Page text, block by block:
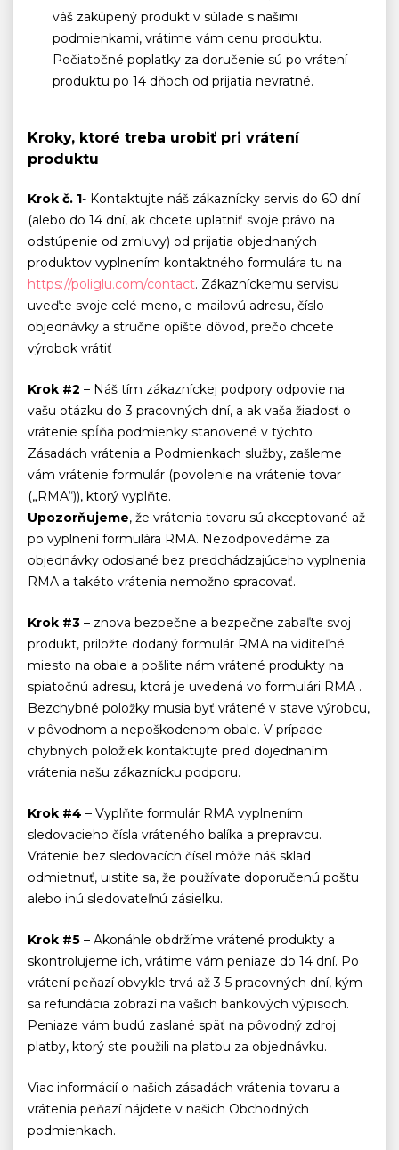
váš zakúpený produkt v súlade s našimi
podmienkami, vrátime vám cenu produktu.
Počiatočné poplatky za doručenie sú po vrátení
produktu po 14 dňoch od prijatia nevratné.
Kroky, ktoré treba urobiť pri vrátení
produktu
Krok č. 1- Kontaktujte náš zákaznícky servis do 60 dní
(alebo do 14 dní, ak chcete uplatniť svoje právo na
odstúpenie od zmluvy) od prijatia objednaných
produktov vyplnením kontaktného formulára tu na
https://poliglu.com/contact. Zákazníckemu servisu
uveďte svoje celé meno, e-mailovú adresu, číslo
objednávky a stručne opíšte dôvod, prečo chcete
výrobok vrátiť
Krok #2 – Náš tím zákazníckej podpory odpovie na
vašu otázku do 3 pracovných dní, a ak vaša žiadosť o
vrátenie spĺňa podmienky stanovené v týchto
Zásadách vrátenia a Podmienkach služby, zašleme
vám vrátenie formulár (povolenie na vrátenie tovar
(„RMA“)), ktorý vyplňte.
Upozorňujeme, že vrátenia tovaru sú akceptované až
po vyplnení formulára RMA. Nezodpovedáme za
objednávky odoslané bez predchádzajúceho vyplnenia
RMA a takéto vrátenia nemožno spracovať.
Krok #3 – znova bezpečne a bezpečne zabaľte svoj
produkt, priložte dodaný formulár RMA na viditeľné
miesto na obale a pošlite nám vrátené produkty na
spiatočnú adresu, ktorá je uvedená vo formulári RMA .
Bezchybné položky musia byť vrátené v stave výrobcu,
v pôvodnom a nepoškodenom obale. V prípade
chybných položiek kontaktujte pred dojednaním
vrátenia našu zákaznícku podporu.
Krok #4 – Vyplňte formulár RMA vyplnením
sledovacieho čísla vráteného balíka a prepravcu.
Vrátenie bez sledovacích čísel môže náš sklad
odmietnuť, uistite sa, že používate doporučenú poštu
alebo inú sledovateľnú zásielku.
Krok #5 – Akonáhle obdržíme vrátené produkty a
skontrolujeme ich, vrátime vám peniaze do 14 dní. Po
vrátení peňazí obvykle trvá až 3-5 pracovných dní, kým
sa refundácia zobrazí na vašich bankových výpisoch.
Peniaze vám budú zaslané späť na pôvodný zdroj
platby, ktorý ste použili na platbu za objednávku.
Viac informácií o našich zásadách vrátenia tovaru a
vrátenia peňazí nájdete v našich Obchodných
podmienkach.